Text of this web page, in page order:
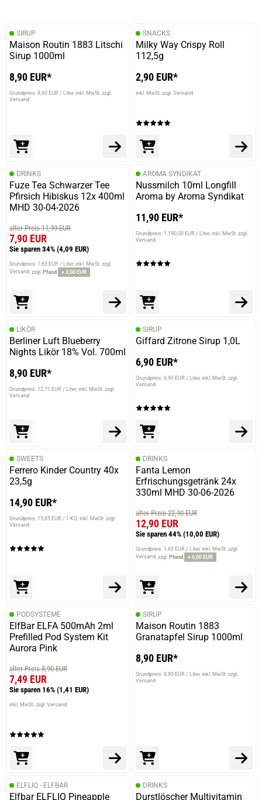
prev
SIRUP
Maison Routin 1883 Litschi
Sirup 1000ml
8,90 EUR*
Grundpreis: 8,90 EUR / Liter inkl. MwSt. zzgl.
Versand
SNACKS
Milky Way Crispy Roll
112,5g
2,90 EUR*
inkl. MwSt. zzgl. Versand
DRINKS
Fuze Tea Schwarzer Tee
Pfirsich Hibiskus 12x 400ml
MHD 30-04-2026
alter Preis 11,99 EUR
7,90 EUR
Sie sparen 34% (4,09 EUR)
Grundpreis: 1,65 EUR / Liter inkl. MwSt. zzgl.
Versand zzgl. Pfand + 3,00 EUR
AROMA SYNDIKAT
Nussmilch 10ml Longfill
Aroma by Aroma Syndikat
11,90 EUR*
Grundpreis: 1.190,00 EUR / Liter inkl. MwSt. zzgl.
Versand
LIKÖR
Berliner Luft Blueberry
Nights Likör 18% Vol. 700ml
8,90 EUR*
Grundpreis: 12,71 EUR / Liter inkl. MwSt. zzgl.
Versand
SIRUP
Giffard Zitrone Sirup 1,0L
6,90 EUR*
Grundpreis: 6,90 EUR / Liter inkl. MwSt. zzgl.
Versand
SWEETS
Ferrero Kinder Country 40x
23,5g
14,90 EUR*
Grundpreis: 15,85 EUR / 1 KG inkl. MwSt. zzgl.
Versand
DRINKS
Fanta Lemon
Erfrischungsgetränk 24x
330ml MHD 30-06-2026
alter Preis 22,90 EUR
12,90 EUR
Sie sparen 44% (10,00 EUR)
Grundpreis: 1,63 EUR / Liter inkl. MwSt. zzgl.
Versand zzgl. Pfand + 6,00 EUR
PODSYSTEME
ElfBar ELFA 500mAh 2ml
Prefilled Pod System Kit
Aurora Pink
alter Preis 8,90 EUR
7,49 EUR
Sie sparen 16% (1,41 EUR)
inkl. MwSt. zzgl. Versand
SIRUP
Maison Routin 1883
Granatapfel Sirup 1000ml
8,90 EUR*
Grundpreis: 8,90 EUR / Liter inkl. MwSt. zzgl.
Versand
ELFLIQ - ELFBAR
Elfbar ELFLIQ Pineapple
DRINKS
Durstlöscher Multivitamin